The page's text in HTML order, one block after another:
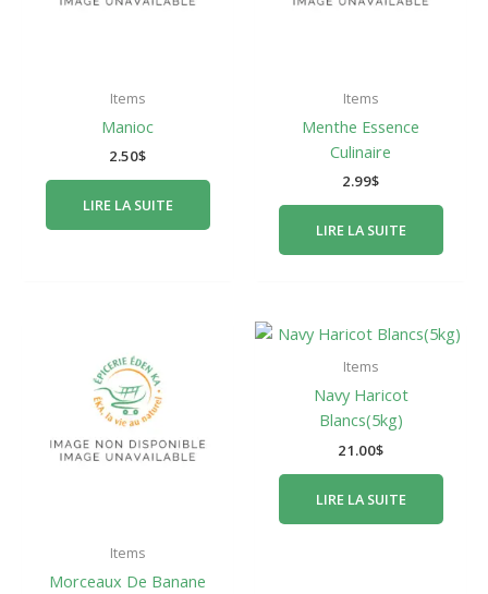
Items
Manioc
2.50$
LIRE LA SUITE
Items
Menthe Essence
Culinaire
2.99$
LIRE LA SUITE
Items
Morceaux De Banane
Items
Navy Haricot
Blancs(5kg)
21.00$
LIRE LA SUITE